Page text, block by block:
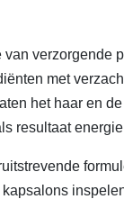
van verzorgende
met
het haar en
resultaat